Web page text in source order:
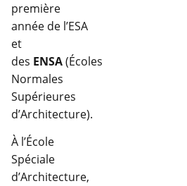
première
année de l’ESA
et
des ENSA(Écoles
Normales
Supérieures
d’Architecture).
À l’École
Spéciale
d’Architecture,